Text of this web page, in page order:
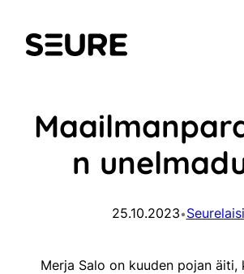
sisältöön
Seure
n
25.10.2023•
Merja Salo on kuuden pojan äiti,